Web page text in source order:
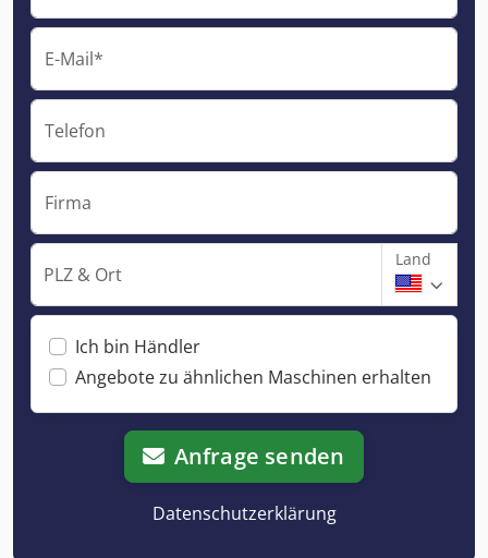
E-Mail*
Telefon
Firma
PLZ & Ort
Land
Ich bin Händler
Angebote zu ähnlichen Maschinen erhalten
Anfrage senden
Datenschutzerklärung